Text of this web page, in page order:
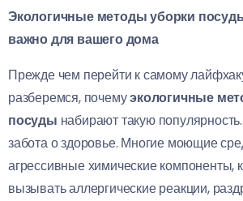
Экологичные методы уборки
важно для вашего дома
Прежде чем перейти к самому
разберемся, почемуэкологичные
посуды набирают такую
забота о здоровье. Многие моющие
агрессивные химические компоненты,
вызывать аллергические реакции,